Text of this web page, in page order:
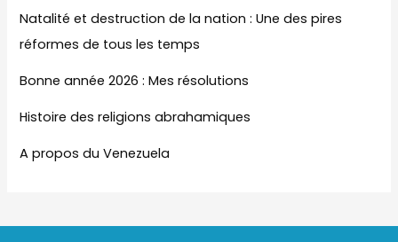
Natalité et destruction de la nation : Une des pires
réformes de tous les temps
Bonne année 2026 : Mes résolutions
Histoire des religions abrahamiques
A propos du Venezuela